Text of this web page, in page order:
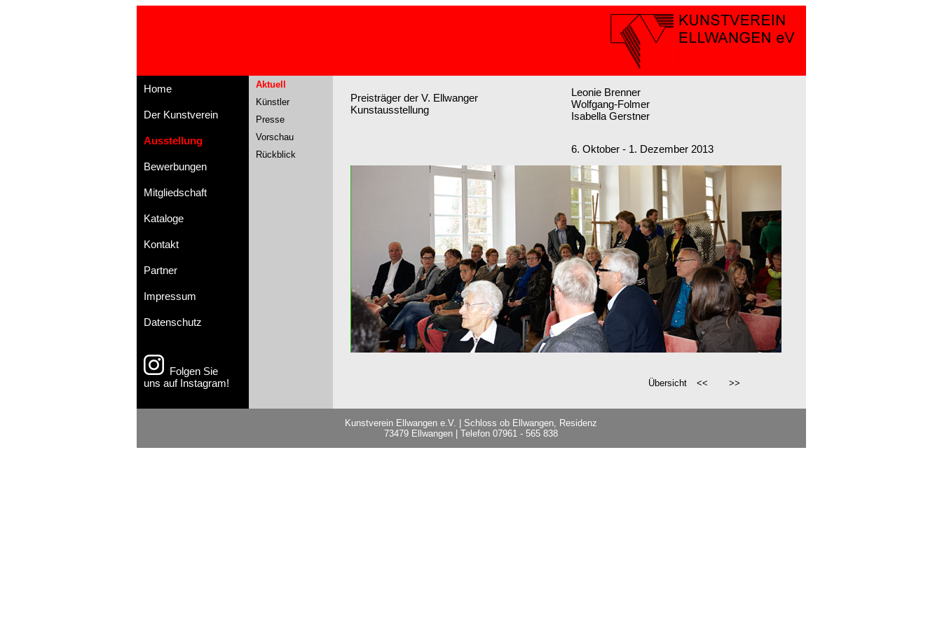
Home
Der Kunstverein
Ausstellung
Bewerbungen
Mitgliedschaft
Kataloge
Kontakt
Partner
Impressum
Datenschutz
Folgen Sie
uns auf Instagram!
Aktuell
Künstler
Presse
Vorschau
Rückblick
Preisträger der V. Ellwanger
Kunstausstellung
Leonie Brenner
Wolfgang-Folmer
Isabella Gerstner
6. Oktober - 1. Dezember 2013
Übersicht << >>
Kunstverein Ellwangen e.V. | Schloss ob Ellwangen, Residenz
73479 Ellwangen | Telefon 07961 - 565 838